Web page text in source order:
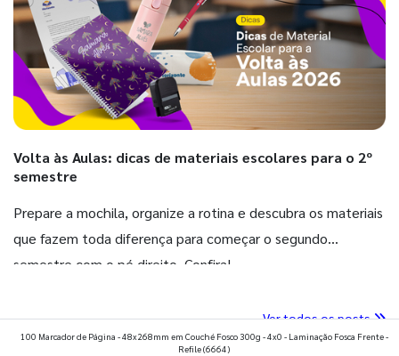
Volta às Aulas: dicas de materiais escolares para o 2º
semestre
Prepare a mochila, organize a rotina e descubra os materiais
que fazem toda diferença para começar o segundo
semestre com o pé direito. Confira!
Ver todos os posts
100 Marcador de Página - 48x268mm em Couché Fosco 300g - 4x0 - Laminação Fosca Frente -
Refile(6664)